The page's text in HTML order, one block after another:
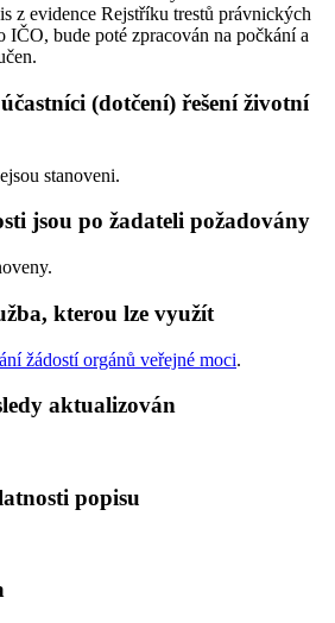
z evidence Rejstříku trestů právnických
IČO, bude poté zpracován na počkání a
(dotčení) řešení životní
stanoveni.
jsou po žadateli požadovány
kterou lze využít
žádostí orgánů veřejné moci.
aktualizován
popisu